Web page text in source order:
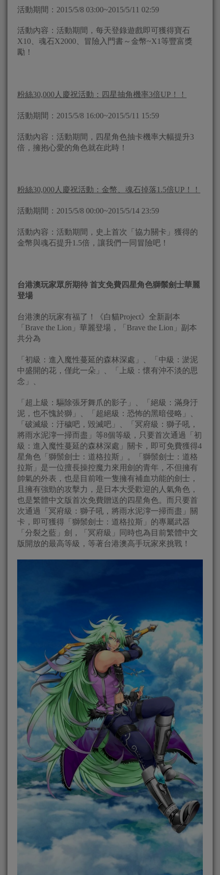
活動期間：2015/5/8 03:00~2015/5/11 02:59
活動內容：活動期間，每天登錄遊戲即可獲得寶石
X10、魂石X2000、冒險入門書～金幣~X1等豐富獎
勵！
粉絲30,000人慶祝活動： 四星抽角機率3倍UP！！
活動期間：2015/5/8 16:00~2015/5/11 15:59
活動內容：活動期間，四星角色抽卡機率大幅提升3
倍，擁抱心愛的角色就在此時！
粉絲30,000人慶祝活動：金幣、魂石掉落1.5倍UP！！
活動期間：2015/5/8 00:00~2015/5/14 23:59
活動內容：活動期間，史上首次「協力關卡」獲得的
金幣與魂石提升1.5倍，讓我們一同冒險吧！
台港澳玩家眾所期待 首支免費四星角色獅鬃劍士華麗
登場
台港澳的玩家有福了！《白貓Project》全新副本
「Brave the Lion」華麗登場，「Brave the Lion」副本
共分為
「初級：進入魔性蔓延的森林深處」、「中級：淤泥
中盛開的花，僅此一朵」、「上級：懷有沖不淡的思
念」、
「超上級：驅除張牙舞爪的影子」、「絕級：滿身汙
泥，也不愧於獅」、「超絕級：恐怖的黑暗侵略」、
「破滅級：汙穢吧，毀滅吧」、「冥府級：獅子吼，
將雨水泥濘一掃而盡」等8個等級，只要首次通過「初
級：進入魔性蔓延的森林深處」關卡，即可免費獲得4
星角色「獅鬃劍士：道格拉斯」。「獅鬃劍士：道格
拉斯」是一位擅長操控魔力來用劍的青年，不但擁有
帥氣的外表，也是目前唯一隻擁有補血功能的劍士，
且擁有強勁的攻擊力，是日本大受歡迎的人氣角色，
也是繁體中文版首次免費贈送的四星角色。而只要首
次通過「冥府級：獅子吼，將雨水泥濘一掃而盡」關
卡，即可獲得「獅鬃劍士：道格拉斯」的專屬武器
「分裂之藍」劍，「冥府級」同時也為目前繁體中文
版開放的最高等級，等著台港澳高手玩家來挑戰！